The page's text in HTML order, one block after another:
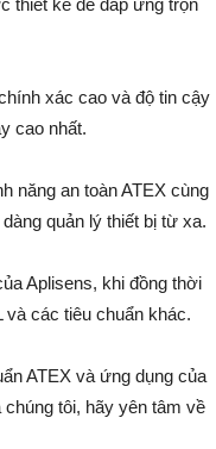
xác cao và độ tin cậy
cao nhất.
năng an toàn ATEX cùng
quản lý thiết bị từ xa.
Aplisens, khi đồng thời
và các tiêu chuẩn khác.
ATEX và ứng dụng của
chúng tôi, hãy yên tâm về